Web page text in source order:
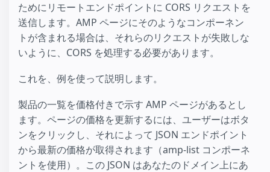
ためにリモートエンドポイントに CORS リクエストを
送信します。AMP ページにそのようなコンポーネン
トが含まれる場合は、それらのリクエストが失敗しな
いように、CORS を処理する必要があります。
これを、例を使って説明します。
製品の一覧を価格付きで示す AMP ページがあるとし
ます。ページの価格を更新するには、ユーザーはボタ
ンをクリックし、それによって JSON エンドポイント
から最新の価格が取得されます（amp-list コンポーネ
ントを使用）。この JSON はあなたのドメイン上にあ